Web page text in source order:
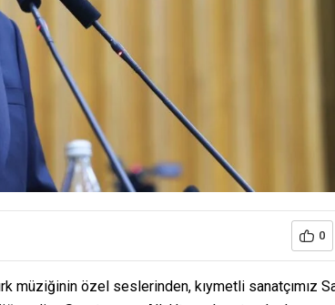
0
müziğinin özel seslerinden, kıymetli sanatçımız